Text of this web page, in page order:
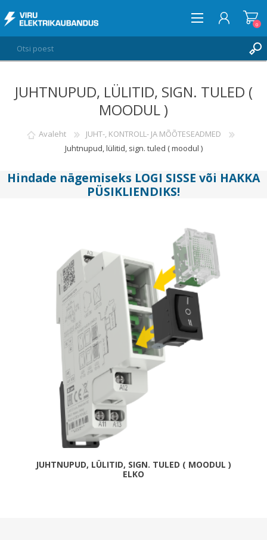
LOGI SISSE
0
JUHTNUPUD, LÜLITID, SIGN. TULED (
MOODUL )
Avaleht
JUHT-, KONTROLL- JA MÕÕTESEADMED
Juhtnupud, lülitid, sign. tuled ( moodul )
Hindade nägemiseks LOGI SISSE või HAKKA
PÜSIKLIENDIKS!
JUHTNUPUD, LÜLITID, SIGN. TULED ( MOODUL )
ELKO